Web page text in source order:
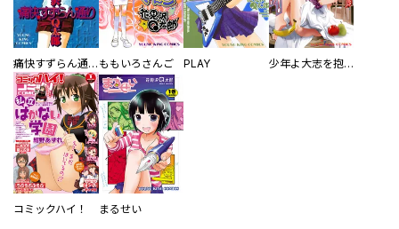
痛快すずらん通り ももいろさんご PLAY 少年よ大志を抱け！
コミックハイ！ まるせい